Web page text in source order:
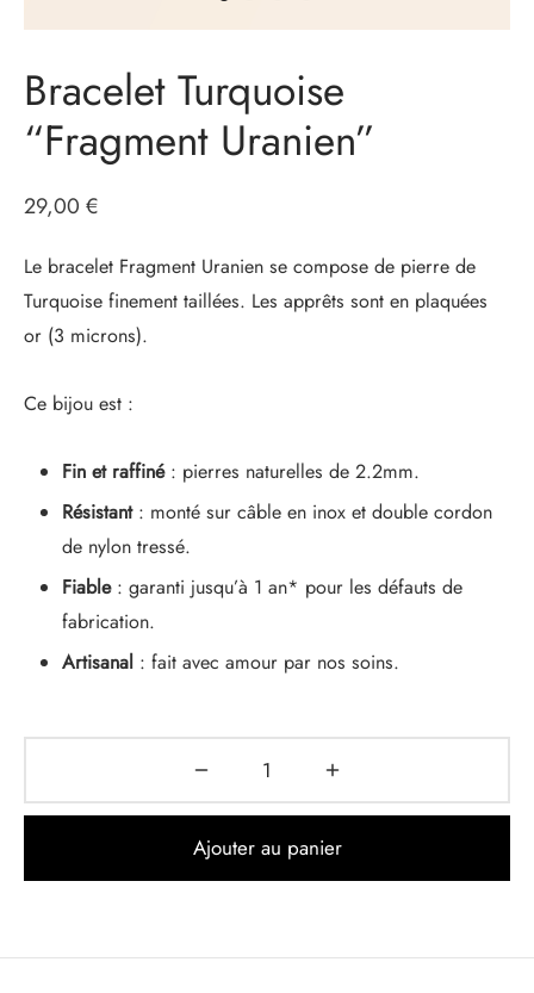
Bracelet Turquoise
“Fragment Uranien”
29,00 €
Le bracelet Fragment Uranien se compose de pierre de
Turquoise finement taillées. Les apprêts sont en plaquées
or (3 microns).
Ce bijou est :
Fin et raffiné: pierres naturelles de 2.2mm.
Résistant: monté sur câble en inox et double cordon
de nylon tressé.
Fiable: garanti jusqu’à 1 an* pour les défauts de
fabrication.
Artisanal : fait avec amour par nos soins.
Ajouter au panier